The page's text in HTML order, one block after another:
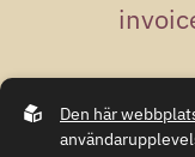
Den här